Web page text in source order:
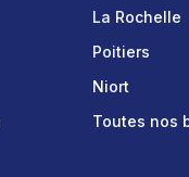
La Rochelle
Poitiers
Niort
Toutes nos